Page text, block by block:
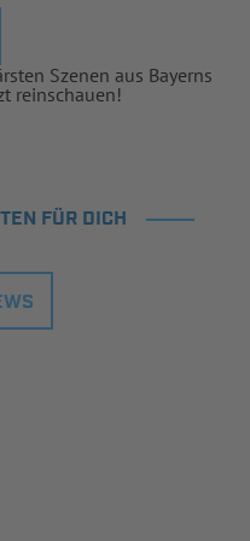
Szenen aus Bayerns
reinschauen!
FÜR DICH